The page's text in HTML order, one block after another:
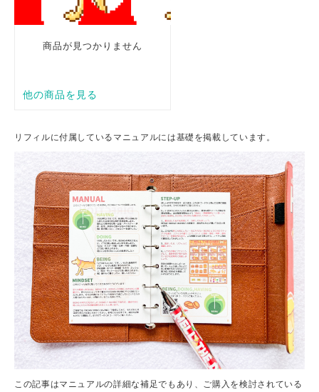
リフィルに付属しているマニュアルには基礎を掲載しています。
この記事はマニュアルの詳細な補足でもあり、ご購入を検討されている